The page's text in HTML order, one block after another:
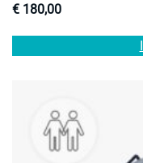
€ 180,00